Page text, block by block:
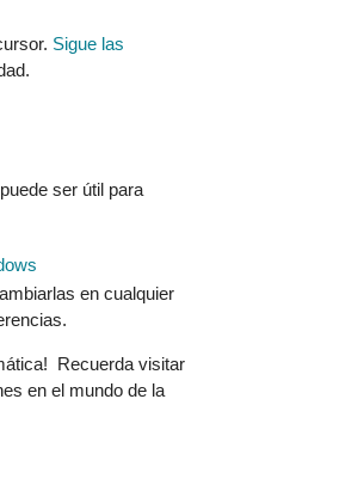
Sigue las
ser útil para
en cualquier
Recuerda visitar
en el mundo de la